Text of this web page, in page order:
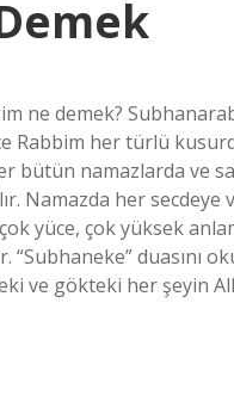
ne demek?
Rabbim her türlü
bütün namazlarda ve
Namazda her secdeye
çok yüce, çok yüksek
“Subhaneke” duasını
ve gökteki her şeyin